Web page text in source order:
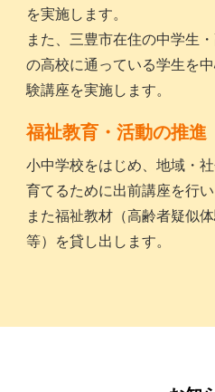
を実施します。
また、三豊市在住の中学生
の高校に通っている学生を
験講座を実施します。
福祉教育・活動の推進
小中学校をはじめ、地域・
育てるために出前講座を行い
また福祉教材（高齢者疑似
等）を貸し出します。